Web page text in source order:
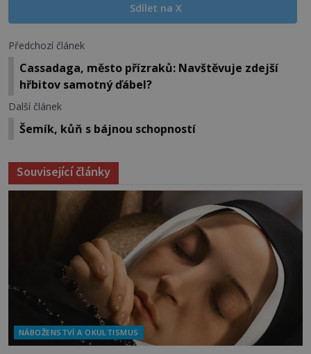
Sdílet na X
Předchozí článek
Cassadaga, město přízraků: Navštěvuje zdejší
hřbitov samotný ďábel?
Další článek
Šemík, kůň s bájnou schopností
Související články
NÁBOŽENSTVÍ A OKULTISMUS